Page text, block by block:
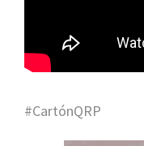
#CartónQRP